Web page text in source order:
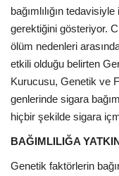
bağımlılığın
gerektiğini gösteriyor.
ölüm nedenleri
etkili olduğu belirten
Kurucusu, Genetik ve
genlerinde sigara
hiçbir şekilde sigara
BAĞIMLILIĞA
Genetik faktörlerin